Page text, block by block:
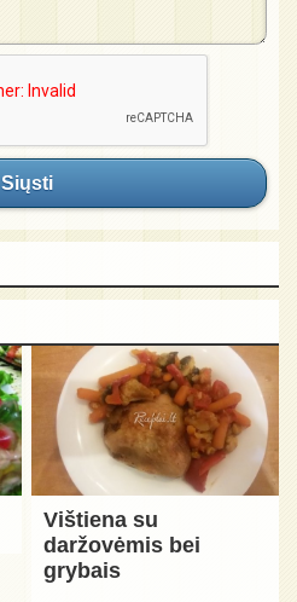
Siųsti
Vištiena su
daržovėmis bei
grybais